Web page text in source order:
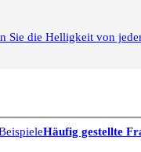
Sie die Helligkeit von
Häufig gestellte